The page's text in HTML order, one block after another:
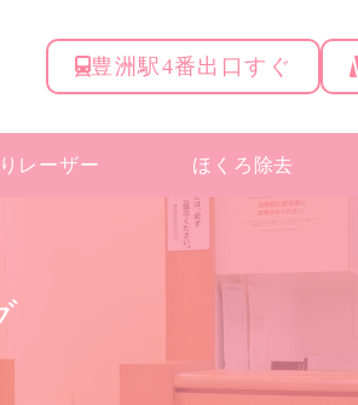
豊洲駅4番出口すぐ
レーザー ほくろ除去